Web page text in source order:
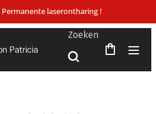
Permanente laserontharing !
Patricia
Zoeken